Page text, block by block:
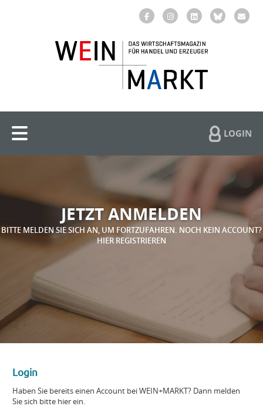
LOGIN
JETZT ANMELDEN
BITTE MELDEN SIE SICH AN, UM FORTZUFAHREN. NOCH KEIN ACCOUNT?
HIER REGISTRIEREN
Login
Haben Sie bereits einen Account bei WEIN+MARKT? Dann melden
Sie sich bitte hier ein.